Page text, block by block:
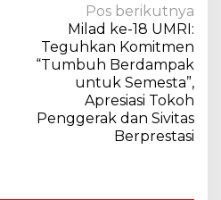
Pos berikutnya
Milad ke-18 UMRI:
Teguhkan Komitmen
“Tumbuh Berdampak
untuk Semesta”,
Apresiasi Tokoh
Penggerak dan Sivitas
Berprestasi